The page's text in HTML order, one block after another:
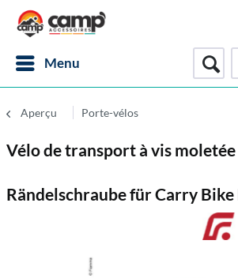
Menu
Aperçu Porte-vélos
Vélo de transport à vis moletée
Rändelschraube für Carry